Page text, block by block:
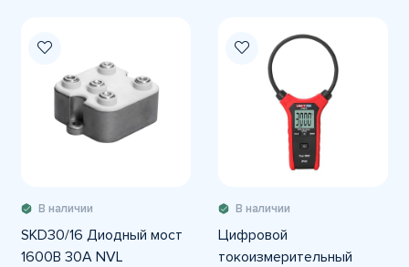
В наличии
SKD30/16 Диодный мост
1600В 30А NVL
В наличии
Цифровой
токоизмерительный